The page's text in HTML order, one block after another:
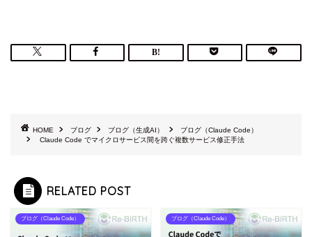
HOME ブログ ブログ（生成AI）
ブログ（Claude Code）
Claude Code でマイクロサービス間を跨ぐ複数サービス修正手法
RELATED POST
ブログ（Claude Code） ブログ（Claude Code）